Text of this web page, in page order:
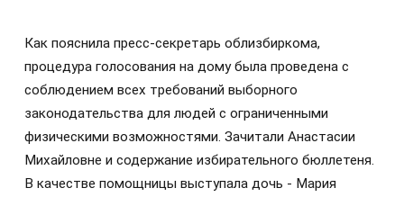
Как пояснила пресс-секретарь облизбиркома,
процедура голосования на дому была проведена с
соблюдением всех требований выборного
законодательства для людей с ограниченными
физическими возможностями. Зачитали Анастасии
Михайловне и содержание избирательного бюллетеня.
В качестве помощницы выступала дочь - Мария